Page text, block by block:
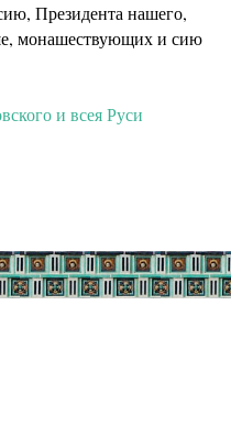
Президента нашего,
монашествующих и сию
и всея Руси